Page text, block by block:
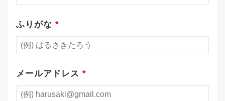
ふりがな *
メールアドレス *